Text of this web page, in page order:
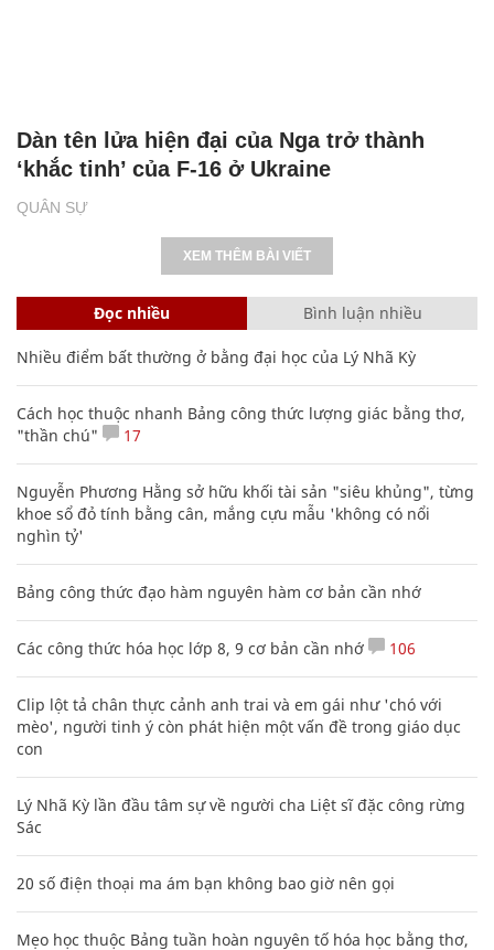
QUÂN SỰ
Dàn tên lửa hiện đại của Nga trở thành
‘khắc tinh’ của F-16 ở Ukraine
XEM THÊM BÀI VIẾT
Đọc nhiều Bình luận nhiều
Nhiều điểm bất thường ở bằng đại học của Lý Nhã Kỳ
Cách học thuộc nhanh Bảng công thức lượng giác bằng thơ,
"thần chú"
17
Nguyễn Phương Hằng sở hữu khối tài sản "siêu khủng", từng
khoe sổ đỏ tính bằng cân, mắng cựu mẫu 'không có nổi
nghìn tỷ'
Bảng công thức đạo hàm nguyên hàm cơ bản cần nhớ
Các công thức hóa học lớp 8, 9 cơ bản cần nhớ 106
Clip lột tả chân thực cảnh anh trai và em gái như 'chó với
mèo', người tinh ý còn phát hiện một vấn đề trong giáo dục
con
Lý Nhã Kỳ lần đầu tâm sự về người cha Liệt sĩ đặc công rừng
Sác
20 số điện thoại ma ám bạn không bao giờ nên gọi
Mẹo học thuộc Bảng tuần hoàn nguyên tố hóa học bằng thơ,